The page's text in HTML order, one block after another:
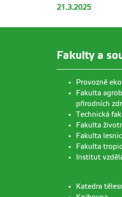
21.3.2025
Fakulty a
Provozně
Fakulta
přírodních
Technická
Fakulta
Fakulta
Fakulta
Institut
Katedra